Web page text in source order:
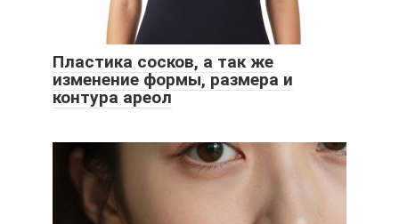
Пластика сосков, а так же
изменение формы, размера и
контура ареол